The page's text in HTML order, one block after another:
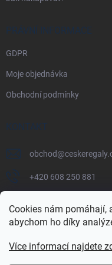
Cookies nám pomáhají,
abychom ho díky
Více informací najdete
PRÁVNÍ INFORMACE
GDPR
Moje objednávka
Obchodní podmínky
KONTAKT
obchod@
+420 608 250 881